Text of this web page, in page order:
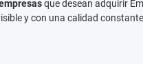
que desean adquirir
y con una calidad